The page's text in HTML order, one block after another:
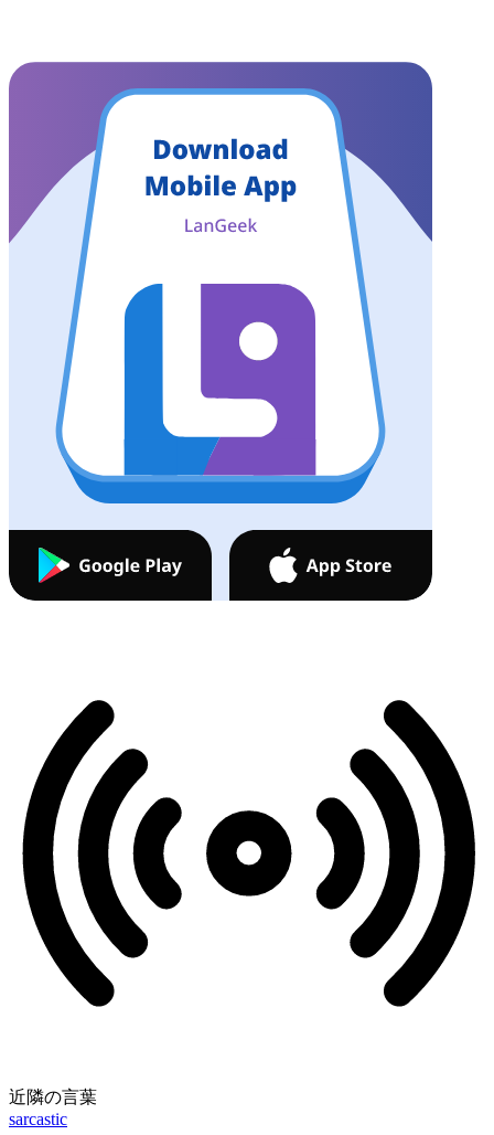
近隣の言葉
sarcastic